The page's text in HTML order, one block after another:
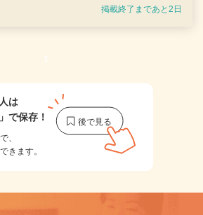
掲載終了まであと2日
1
は
」で保存！
、
きます。